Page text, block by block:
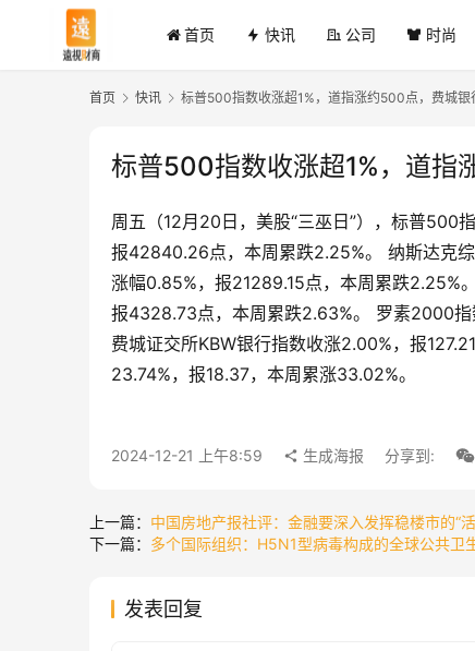
首页 快讯 公司 时尚
首页 快讯 标普500指数收涨超1%，道指涨约500点，费城银
标普500指数收涨超1%，道指
周五（12月20日，美股“三巫日”），标普500
报42840.26点，本周累跌2.25%。 纳斯达克
涨幅0.85%，报21289.15点，本周累跌2.25%
报4328.73点，本周累跌2.63%。 罗素2000指
费城证交所KBW银行指数收涨2.00%，报
23.74%，报18.37，本周累涨33.02%。
2024-12-21 上午8:59 生成海报 分享到:
上一篇： 中国房地产报社评：金融要深入发挥稳楼市的“
下一篇： 多个国际组织：H5N1型病毒构成的全球公共卫
发表回复